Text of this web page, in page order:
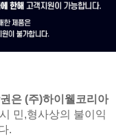
은 (주)하이웰코리아
민,형사상의 불이익
.